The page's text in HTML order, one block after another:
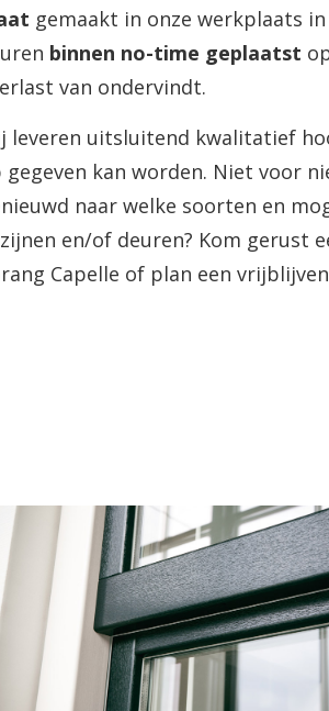
gemaakt in onze werkplaats
binnen no-time geplaatst
van ondervindt.
leveren uitsluitend kwalitatief
gegeven kan worden. Niet voor
naar welke soorten en
en/of deuren? Kom gerust
Capelle of plan een